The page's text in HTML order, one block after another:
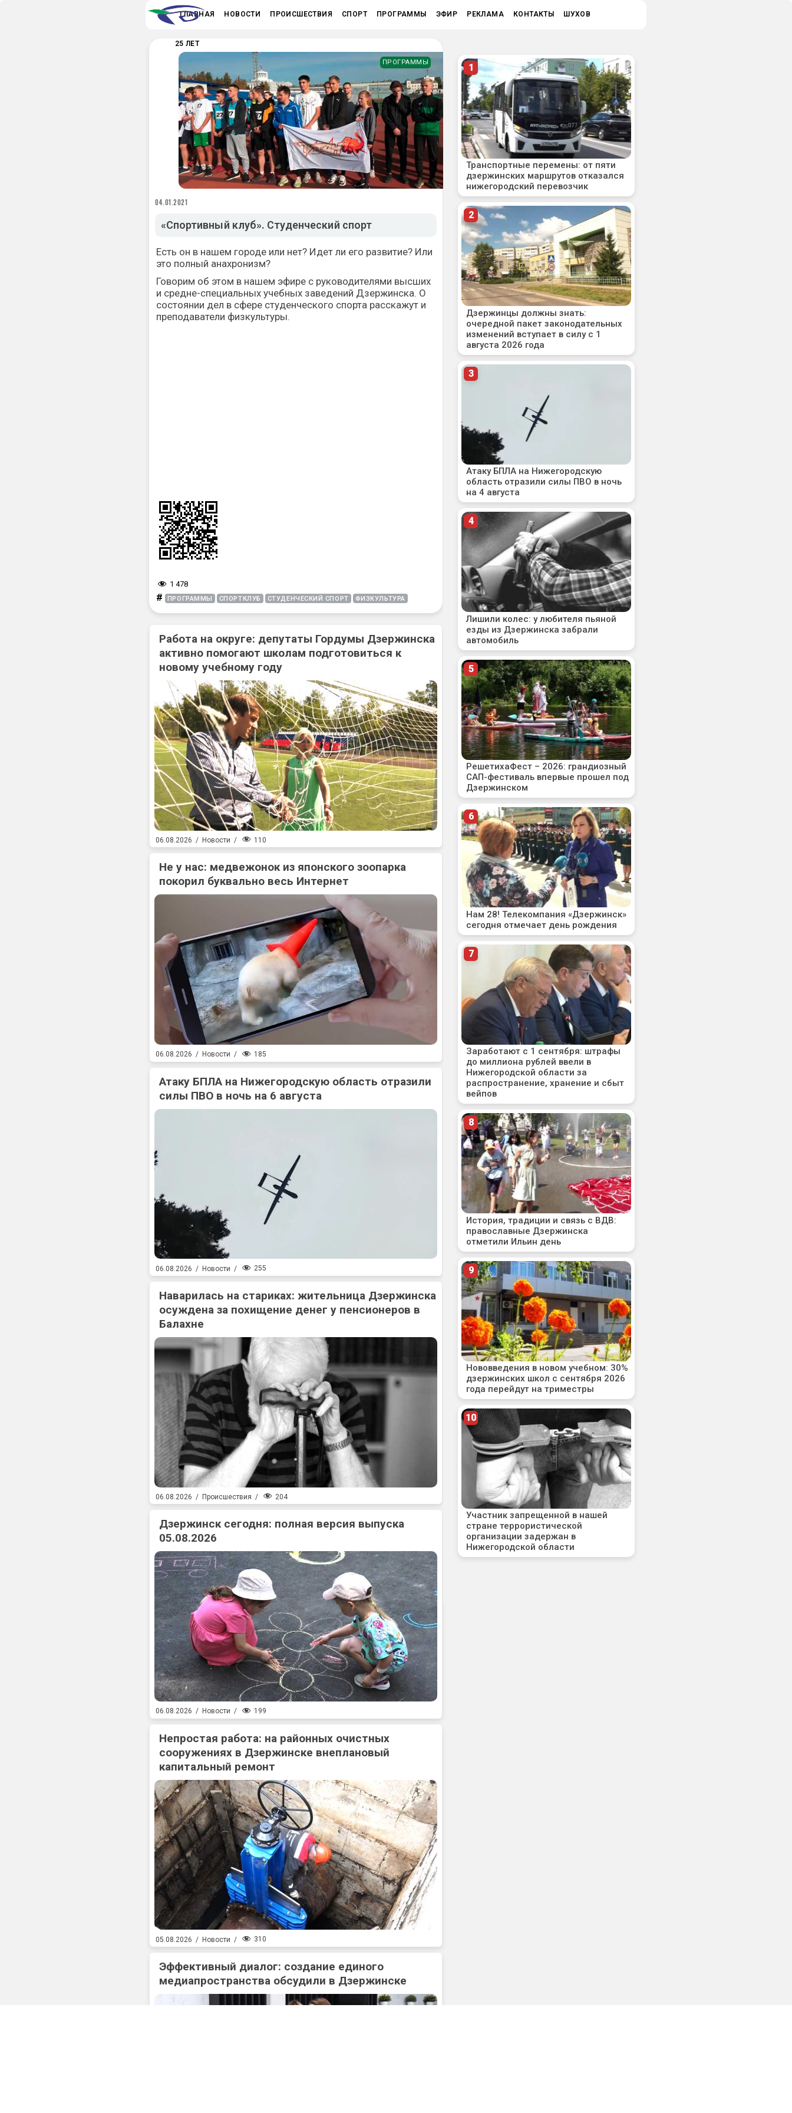
ГЛАВНАЯ НОВОСТИ ПРОИСШЕСТВИЯ СПОРТ ПРОГРАММЫ ЭФИР РЕКЛАМА КОНТАКТЫ ШУХОВ
25 ЛЕТ
ПРОГРАММЫ
04.01.2021
«Спортивный клуб». Студенческий спорт
Есть он в нашем городе или нет? Идет ли его развитие? Или
это полный анахронизм?
Говорим об этом в нашем эфире с руководителями высших
и средне-специальных учебных заведений Дзержинска. О
состоянии дел в сфере студенческого спорта расскажут и
преподаватели физкультуры.
1 478
# ПРОГРАММЫ СПОРТКЛУБ СТУДЕНЧЕСКИЙ СПОРТ ФИЗКУЛЬТУРА
Работа на округе: депутаты Гордумы Дзержинска
активно помогают школам подготовиться к
новому учебному году
06.08.2026 / Новости / 110
Не у нас: медвежонок из японского зоопарка
покорил буквально весь Интернет
06.08.2026 / Новости / 185
Атаку БПЛА на Нижегородскую область отразили
силы ПВО в ночь на 6 августа
06.08.2026 / Новости / 255
Наварилась на стариках: жительница Дзержинска
осуждена за похищение денег у пенсионеров в
Балахне
06.08.2026 / Происшествия / 204
Дзержинск сегодня: полная версия выпуска
05.08.2026
06.08.2026 / Новости / 199
Непростая работа: на районных очистных
сооружениях в Дзержинске внеплановый
капитальный ремонт
05.08.2026 / Новости / 310
Эффективный диалог: создание единого
медиапространства обсудили в Дзержинске